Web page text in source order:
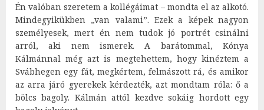
Én valóban szeretem a kollégáimat – mondta el az alkotó.
Mindegyikükben „van valami”. Ezek a képek nagyon
személyesek, mert én nem tudok jó portrét csinálni
arról, aki nem ismerek. A barátommal, Kónya
Kálmánnal még azt is megtehettem, hogy kinéztem a
Svábhegen egy fát, megkértem, felmászott rá, és amikor
az arra járó gyerekek kérdezték, azt mondtam róla: ő a
bölcs bagoly. Kálmán attól kezdve sokáig hordott egy